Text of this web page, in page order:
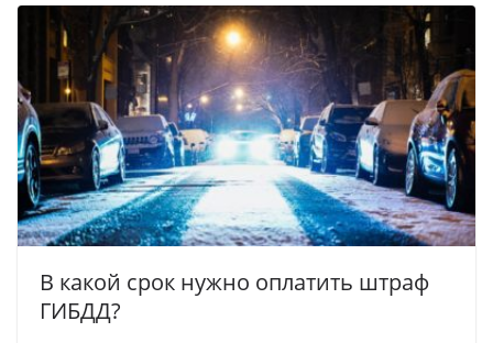
В какой срок нужно оплатить штраф
ГИБДД?